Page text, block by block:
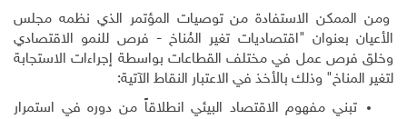
ومن الممكن الاستفادة من توصيات المؤتمر الذي نظمه مجلس
الأعيان بعنوان "اقتصاديات تغير المُناخ - فرص للنمو الاقتصادي
وخلق فرص عمل في مختلف القطاعات بواسطة إجراءات الاستجابة
لتغير المناخ" وذلك بالأخذ في الاعتبار النقاط الآتية:
تبني مفهوم الاقتصاد البيئي انطلاقاً من دوره في استمرار